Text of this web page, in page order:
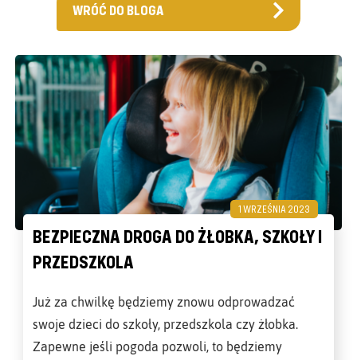
WRÓĆ DO BLOGA
1 WRZEŚNIA 2023
BEZPIECZNA DROGA DO ŻŁOBKA, SZKOŁY I
PRZEDSZKOLA
Już za chwilkę będziemy znowu odprowadzać
swoje dzieci do szkoły, przedszkola czy żłobka.
Zapewne jeśli pogoda pozwoli, to będziemy